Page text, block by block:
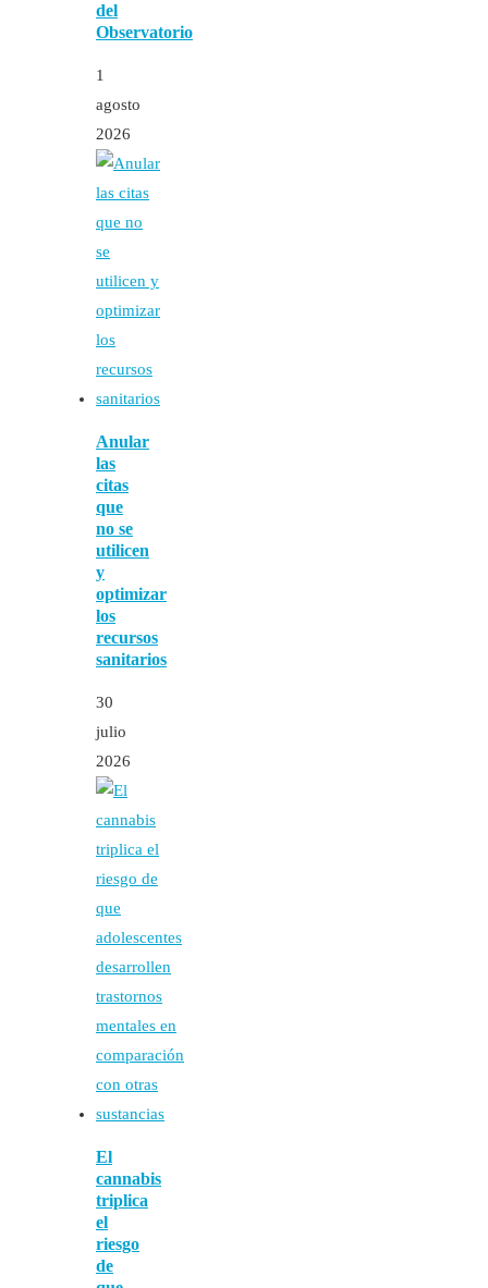
del
Observatorio
1
agosto
2026
Anular
las
citas
que
no se
utilicen
y
optimizar
los
recursos
sanitarios
30
julio
2026
El
cannabis
triplica
el
riesgo
de